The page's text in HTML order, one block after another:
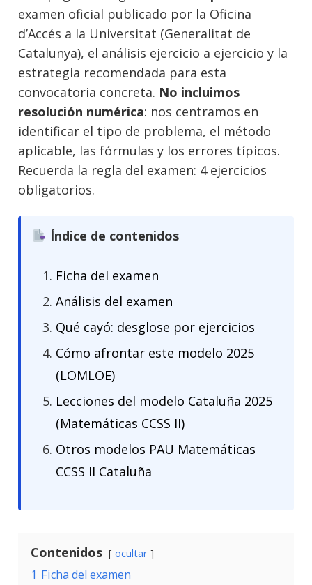
examen oficial publicado por la Oficina
d’Accés a la Universitat (Generalitat de
Catalunya), el análisis ejercicio a ejercicio y la
estrategia recomendada para esta
convocatoria concreta. No incluimos
resolución numérica: nos centramos en
identificar el tipo de problema, el método
aplicable, las fórmulas y los errores típicos.
Recuerda la regla del examen: 4 ejercicios
obligatorios.
Índice de contenidos
Ficha del examen
Análisis del examen
Qué cayó: desglose por ejercicios
Cómo afrontar este modelo 2025
(LOMLOE)
Lecciones del modelo Cataluña 2025
(Matemáticas CCSS II)
Otros modelos PAU Matemáticas
CCSS II Cataluña
Contenidos ocultar
1 Ficha del examen